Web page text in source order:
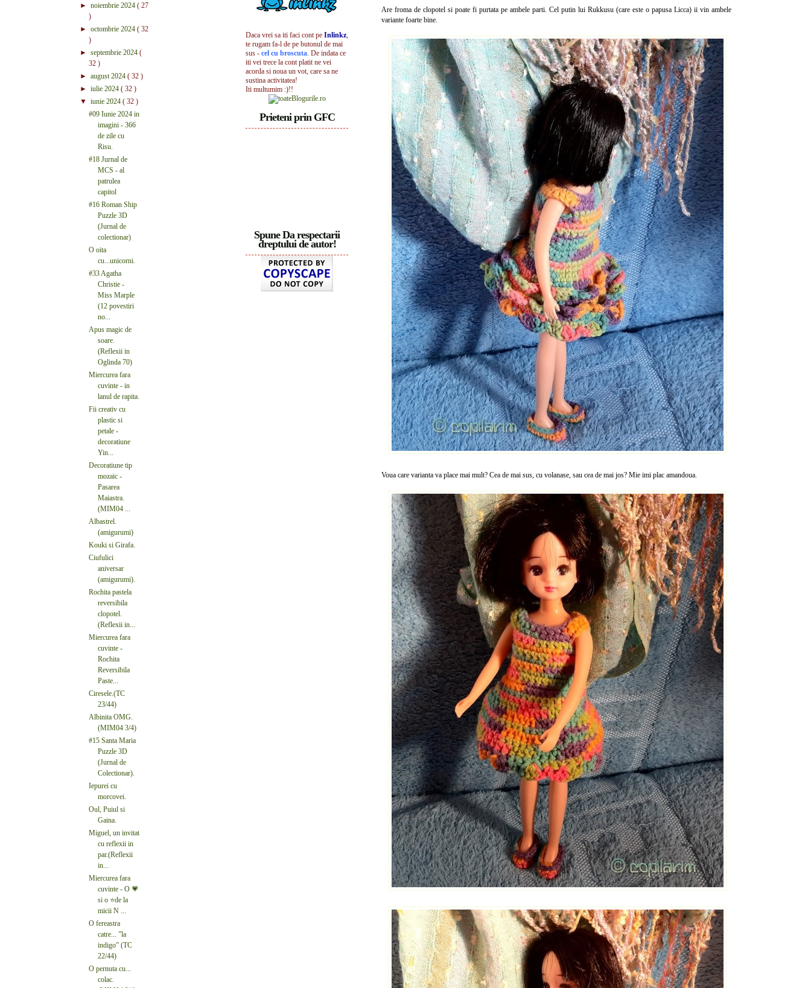
Are froma de clopotel si poate fi purtata pe ambele parti. Cel putin lui Rukkusu (care este o papusa Licca) ii vin ambele
variante foarte bine.
Voua care varianta va place mai mult? Cea de mai sus, cu volanase, sau cea de mai jos? Mie imi plac amandoua.
Daca vrei sa iti faci cont pe Inlinkz,
te rugam fa-l de pe butonul de mai
sus - cel cu broscuta. De indata ce
iti vei trece la cont platit ne vei
acorda si noua un vot, care sa ne
sustina activitatea!
Iti multumim :)!!
Prieteni prin GFC
Spune Da respectarii
dreptului de autor!
► noiembrie 2024 ( 27
)
► octombrie 2024 ( 32
)
► septembrie 2024 (
32 )
► august 2024 ( 32 )
► iulie 2024 ( 32 )
▼ iunie 2024 ( 32 )
#09 Iunie 2024 in
imagini - 366
de zile cu
Risu.
#18 Jurnal de
MCS - al
patrulea
capitol
#16 Roman Ship
Puzzle 3D
(Jurnal de
colectionar)
O oita
cu...unicorni.
#33 Agatha
Christie -
Miss Marple
(12 povestiri
no...
Apus magic de
soare.
(Reflexii in
Oglinda 70)
Miercurea fara
cuvinte - in
lanul de rapita.
Fii creativ cu
plastic si
petale -
decoratiune
Yin...
Decoratiune tip
mozaic -
Pasarea
Maiastra.
(MIM04 ...
Albastrel.
(amigurumi)
Kouki si Girafa.
Ciufulici
aniversar
(amigurumi).
Rochita pastela
reversibila
clopotel.
(Reflexii in...
Miercurea fara
cuvinte -
Rochita
Reversibila
Paste...
Ciresele.(TC
23/44)
Albinita OMG.
(MIM04 3/4)
#15 Santa Maria
Puzzle 3D
(Jurnal de
Colectionar).
Iepurei cu
morcovei.
Oul, Puiul si
Gaina.
Miguel, un invitat
cu reflexii in
par.(Reflexii
in...
Miercurea fara
cuvinte - O 💗
si o ⭐de la
micii N ...
O fereastra
catre... ”la
indigo” (TC
22/44)
O pernuta cu...
colac.